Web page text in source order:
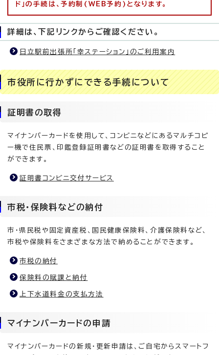
ド」の手続は、予約制(WEB予約)となります。
詳細は、下記リンクからご確認ください。
日立駅前出張所「幸ステーション」のご利用案内
市役所に行かずにできる手続について
証明書の取得
マイナンバーカードを使用して、コンビニなどにあるマルチコピ
ー機で住民票、印鑑登録証明書などの証明書を取得すること
ができます。
証明書コンビニ交付サービス
市税・保険料などの納付
市・県民税や固定資産税、国民健康保険料、介護保険料など、
市税や保険料をさまざまな方法で納めることができます。
市税の納付
保険料の賦課と納付
上下水道料金の支払方法
マイナンバーカードの申請
マイナンバーカードの新規・更新申請は、ご自宅からスマートフ